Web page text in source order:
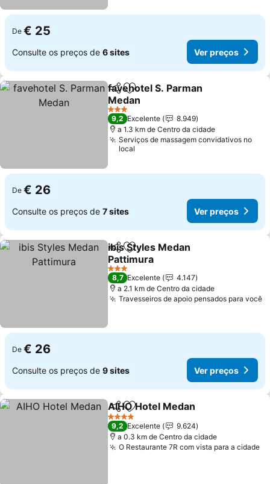
De € 25
Consulte os preços de 6 sites Ver preços
PartilharAdicionar aos favoritos
favehotel S. Parman
Medan
Ver preços
3 Estrelas
9,2 Excelente
8.949
a 1.3 km de Centro da cidade
Serviços de massagem convidativos no
local
De € 26
Consulte os preços de 7 sites Ver preços
PartilharAdicionar aos favoritos
ibis Styles Medan
Pattimura
Ver preços
3 Estrelas
8,7 Excelente
4.147
a 2.1 km de Centro da cidade
Travesseiros de apoio pensados para você
De € 26
Consulte os preços de 9 sites Ver preços
PartilharAdicionar aos favoritos
AIHO Hotel Medan
4 Estrelas
9,2 Excelente
9.624
a 0.3 km de Centro da cidade
O Restaurante 7R com vista para a cidade